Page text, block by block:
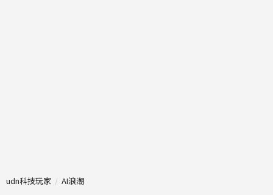
udn科技玩家 AI浪潮